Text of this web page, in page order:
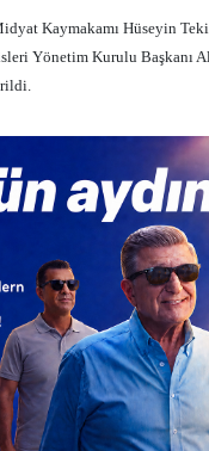
Kaymakamı Hüseyin
Yönetim Kurulu Başkanı